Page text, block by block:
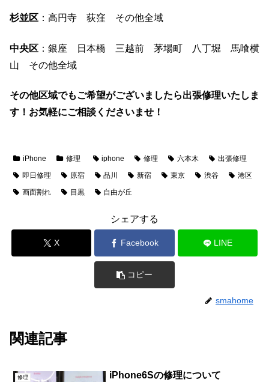
杉並区 ：高円寺 荻窪 その他全域
中央区 ：銀座 日本橋 三越前 茅場町 八丁堀 馬喰横
山 その他全域
その他区域でもご希望がございましたら出張修理いたしま
す！お気軽にご相談くださいませ！
iPhone 修理 iphone 修理 六本木
出張修理
即日修理
原宿 品川 新宿 東京 渋谷
港区
画面割れ
目黒 自由が丘
シェアする
X Facebook LINE
コピー
smahome
関連記事
修理 iPhone6Sの修理について